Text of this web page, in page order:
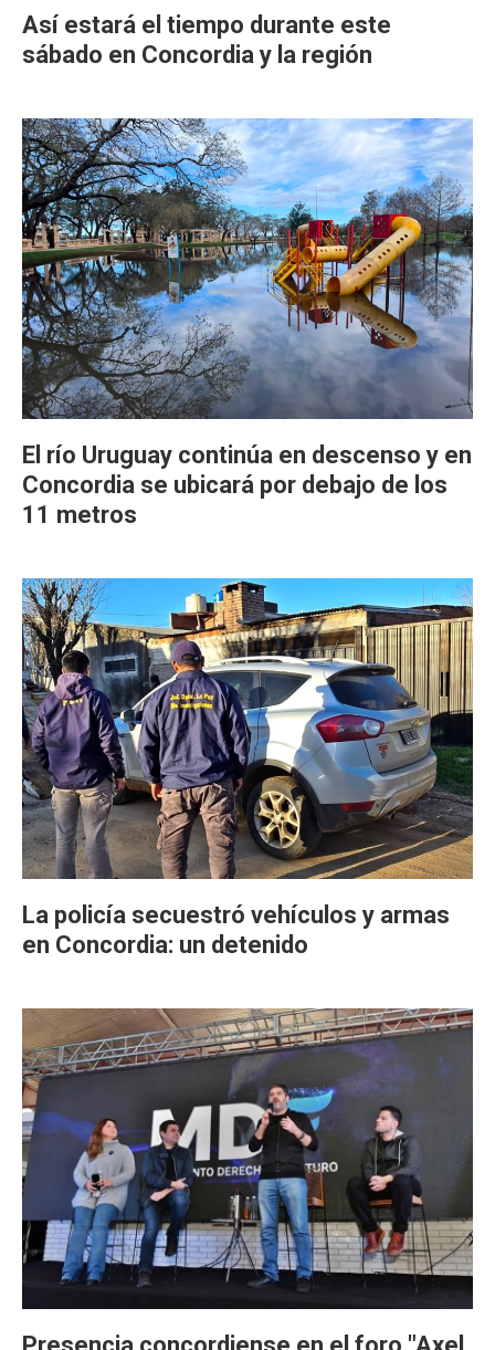
Así estará el tiempo durante este
sábado en Concordia y la región
El río Uruguay continúa en descenso y en
Concordia se ubicará por debajo de los
11 metros
La policía secuestró vehículos y armas
en Concordia: un detenido